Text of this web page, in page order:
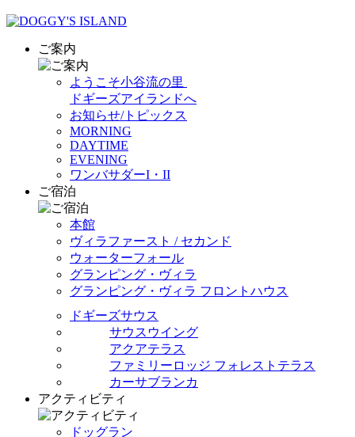
ご案内
ようこそ小谷流の里
ドギーズアイランドへ
お知らせ/トピックス
MORNING
DAYTIME
EVENING
ワンバサダーI・II
ご宿泊
本館
ヴィラファースト / セカンド
ウォーターフォール
グランピング・ヴィラ
グランピング・ヴィラ フロントハウス
ドギーズサウス
サウスウイング
アクアテラス
ファミリーロッジ フォレストテラス
カーサブランカ
アクティビティ
ドッグラン